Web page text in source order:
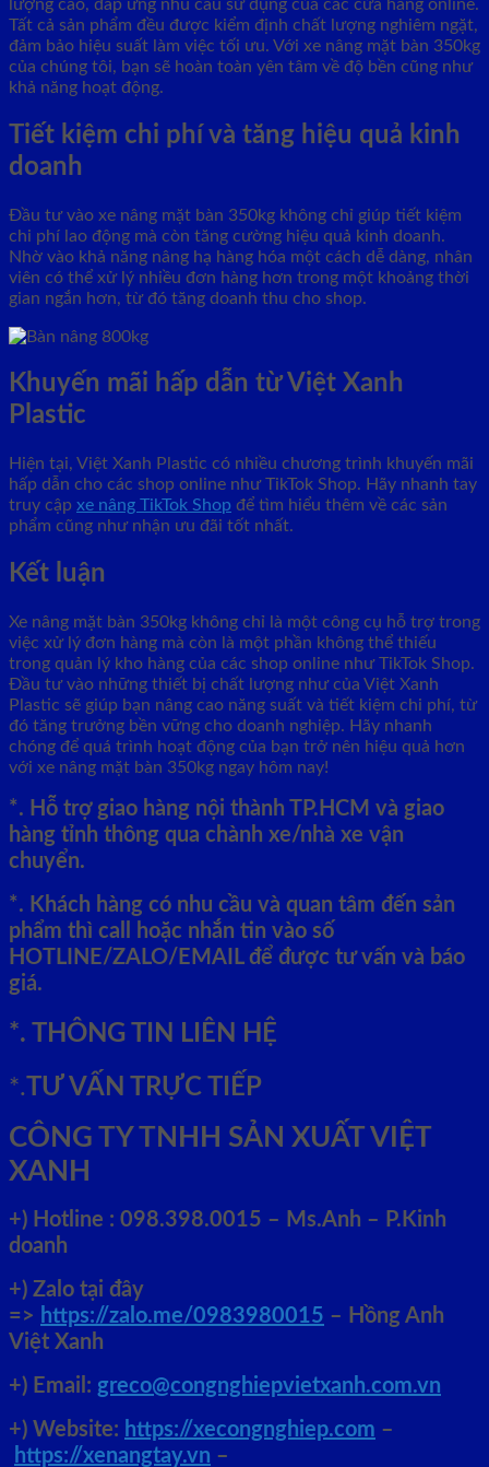
lượng cao, đáp ứng nhu cầu sử dụng của các cửa hàng online.
Tất cả sản phẩm đều được kiểm định chất lượng nghiêm ngặt,
đảm bảo hiệu suất làm việc tối ưu. Với xe nâng mặt bàn 350kg
của chúng tôi, bạn sẽ hoàn toàn yên tâm về độ bền cũng như
khả năng hoạt động.
Tiết kiệm chi phí và tăng hiệu quả kinh
doanh
Đầu tư vào xe nâng mặt bàn 350kg không chỉ giúp tiết kiệm
chi phí lao động mà còn tăng cường hiệu quả kinh doanh.
Nhờ vào khả năng nâng hạ hàng hóa một cách dễ dàng, nhân
viên có thể xử lý nhiều đơn hàng hơn trong một khoảng thời
gian ngắn hơn, từ đó tăng doanh thu cho shop.
Khuyến mãi hấp dẫn từ Việt Xanh
Plastic
Hiện tại, Việt Xanh Plastic có nhiều chương trình khuyến mãi
hấp dẫn cho các shop online như TikTok Shop. Hãy nhanh tay
truy cập xe nâng TikTok Shop để tìm hiểu thêm về các sản
phẩm cũng như nhận ưu đãi tốt nhất.
Kết luận
Xe nâng mặt bàn 350kg không chỉ là một công cụ hỗ trợ trong
việc xử lý đơn hàng mà còn là một phần không thể thiếu
trong quản lý kho hàng của các shop online như TikTok Shop.
Đầu tư vào những thiết bị chất lượng như của Việt Xanh
Plastic sẽ giúp bạn nâng cao năng suất và tiết kiệm chi phí, từ
đó tăng trưởng bền vững cho doanh nghiệp. Hãy nhanh
chóng để quá trình hoạt động của bạn trở nên hiệu quả hơn
với xe nâng mặt bàn 350kg ngay hôm nay!
*. Hỗ trợ giao hàng nội thành TP.HCM và giao
hàng tỉnh thông qua chành xe/nhà xe vận
chuyển.
*. Khách hàng có nhu cầu và quan tâm đến sản
phẩm thì call hoặc nhắn tin vào số
HOTLINE/ZALO/EMAIL để được tư vấn và báo
giá.
*. THÔNG TIN LIÊN HỆ
*.TƯ VẤN TRỰC TIẾP
CÔNG TY TNHH SẢN XUẤT VIỆT
XANH
+) Hotline : 098.398.0015 – Ms.Anh – P.Kinh
doanh
+) Zalo tại đây
=> https://zalo.me/0983980015 – Hồng Anh
Việt Xanh
+) Email: greco@congnghiepvietxanh.com.vn
+) Website: https://xecongnghiep.com –
https://xenangtay.vn –